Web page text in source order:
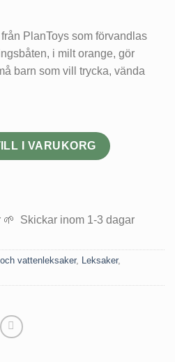
PlanToys som förvandlas
i milt orange, gör
barn som vill trycka, vända
i ett mängd
I VARUKORG
🌱 Skickar inom 1-3 dagar
vattenleksaker, Leksaker,